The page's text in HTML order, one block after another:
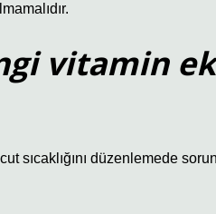
vitamin
sıcaklığını düzenlemede